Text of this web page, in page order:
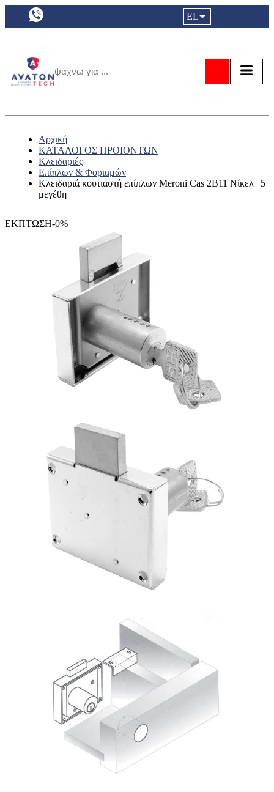
a11y.languageSelection:
EL
Αρχική
ΚΑΤΑΛΟΓΟΣ ΠΡΟΙΟΝΤΩΝ
Κλειδαριές
Επίπλων & Φοριαμών
Κλειδαριά κουτιαστή επίπλων Meroni Cas 2B11 Νίκελ | 5
μεγέθη
ΕΚΠΤΩΣΗ-0%